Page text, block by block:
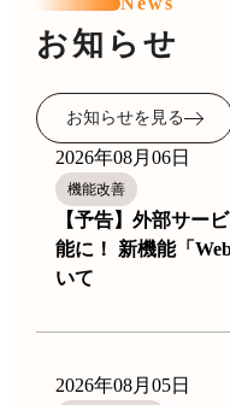
お知らせ
お知らせを見る
2026年08月06日
機能改善
【予告】外部サー
能に！ 新機能「
いて
2026年08月05日